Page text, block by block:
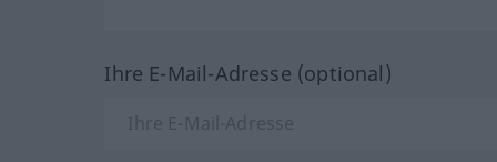
Ihre E-Mail-Adresse (optional)